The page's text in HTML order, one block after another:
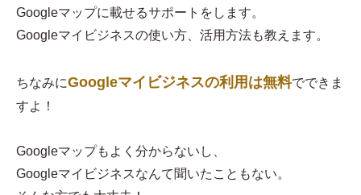
Googleマップに載せるサポートをします。
Googleマイビジネスの使い方、活用方法も教えます。
ちなみにGoogleマイビジネスの利用は無料でできま
すよ！
Googleマップもよく分からないし、
Googleマイビジネスなんて聞いたこともない。